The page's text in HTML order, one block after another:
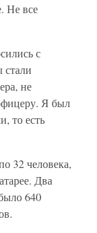
Не все
с
не
Я был
то есть
32 человека,
Два
640